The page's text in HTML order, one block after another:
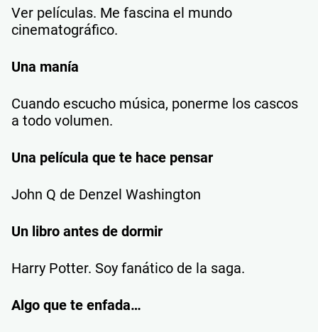
Ver películas. Me fascina el mundo
cinematográfico.
Una manía
Cuando escucho música, ponerme los cascos
a todo volumen.
Una película que te hace pensar
John Q de Denzel Washington
Un libro antes de dormir
Harry Potter. Soy fanático de la saga.
Algo que te enfada…